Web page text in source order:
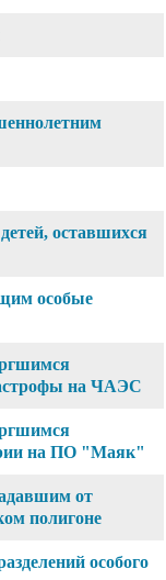
оставшихся
особые
на ЧАЭС
на ПО "Маяк"
от
полигоне
особого